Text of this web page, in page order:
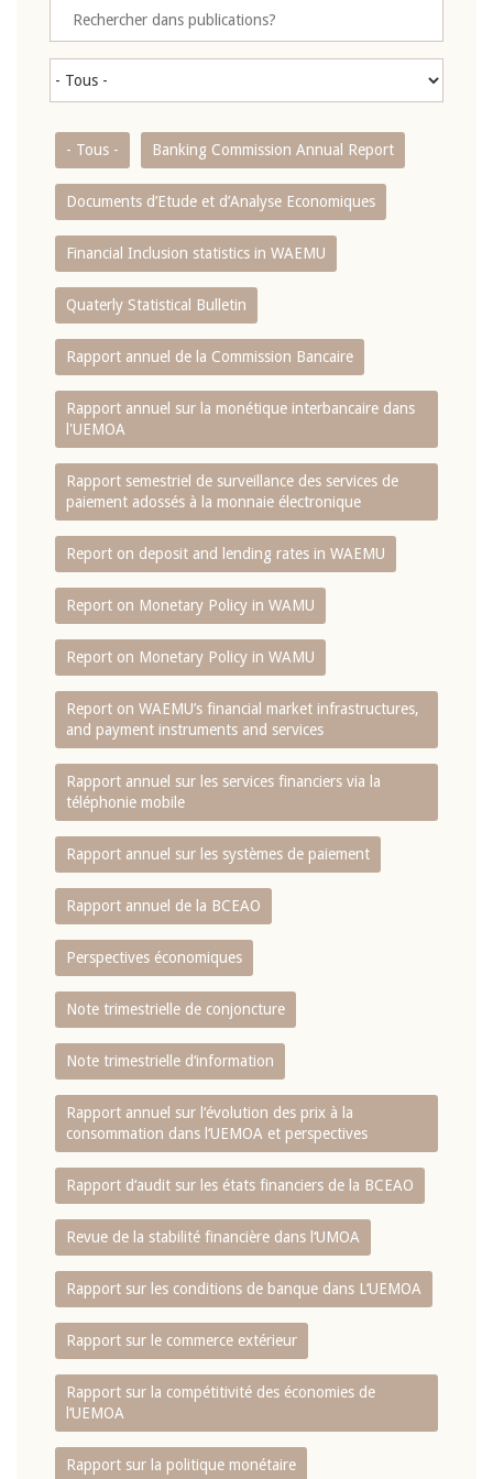
- Tous - Banking Commission Annual Report
Documents d’Etude et d’Analyse Economiques
Financial Inclusion statistics in WAEMU
Quaterly Statistical Bulletin
Rapport annuel de la Commission Bancaire
Rapport annuel sur la monétique interbancaire dans
l'UEMOA
Rapport semestriel de surveillance des services de
paiement adossés à la monnaie électronique
Report on deposit and lending rates in WAEMU
Report on Monetary Policy in WAMU
Report on Monetary Policy in WAMU
Report on WAEMU’s financial market infrastructures,
and payment instruments and services
Rapport annuel sur les services financiers via la
téléphonie mobile
Rapport annuel sur les systèmes de paiement
Rapport annuel de la BCEAO
Perspectives économiques
Note trimestrielle de conjoncture
Note trimestrielle d‘information
Rapport annuel sur l‘évolution des prix à la
consommation dans l‘UEMOA et perspectives
Rapport d‘audit sur les états financiers de la BCEAO
Revue de la stabilité financière dans l‘UMOA
Rapport sur les conditions de banque dans L‘UEMOA
Rapport sur le commerce extérieur
Rapport sur la compétitivité des économies de
l‘UEMOA
Rapport sur la politique monétaire